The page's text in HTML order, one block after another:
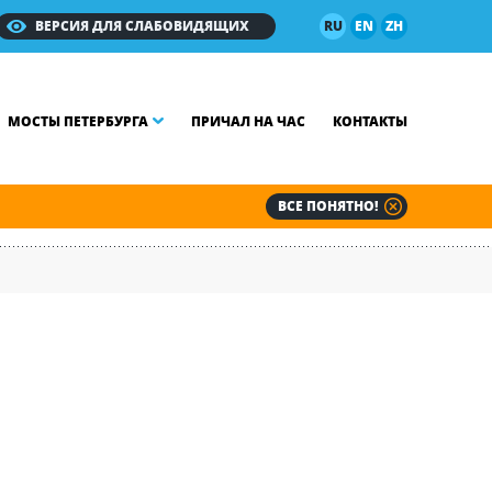
RU EN ZH
ВЕРСИЯ ДЛЯ СЛАБОВИДЯЩИХ
МОСТЫ ПЕТЕРБУРГА ПРИЧАЛ НА ЧАС КОНТАКТЫ
ВСЕ ПОНЯТНО!